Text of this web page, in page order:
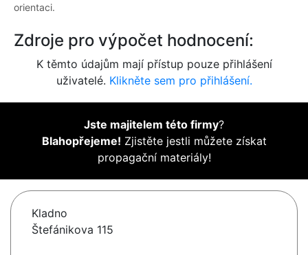
orientaci.
Zdroje pro výpočet hodnocení:
K těmto údajům mají přístup pouze přihlášení
uživatelé. Klikněte sem pro přihlášení.
Jste majitelem této firmy?
Blahopřejeme! Zjistěte jestli můžete získat
propagační materiály!
Kladno
Štefánikova 115